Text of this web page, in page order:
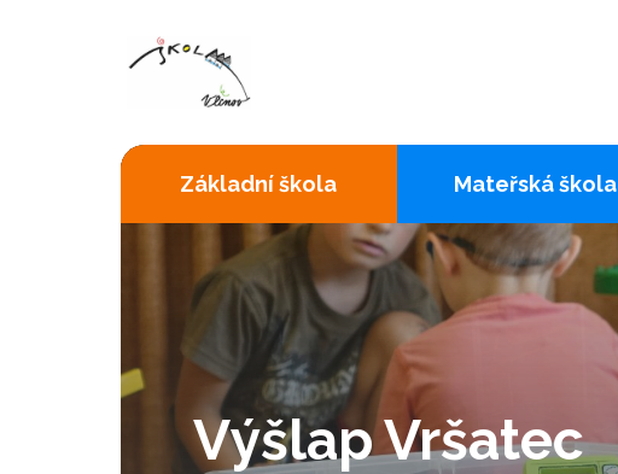
Výšlap Vršatec
Základní škola Mateřská škola